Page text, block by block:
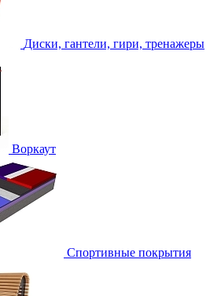
Диски, гантели, гири, тренажеры
Воркаут
Спортивные покрытия